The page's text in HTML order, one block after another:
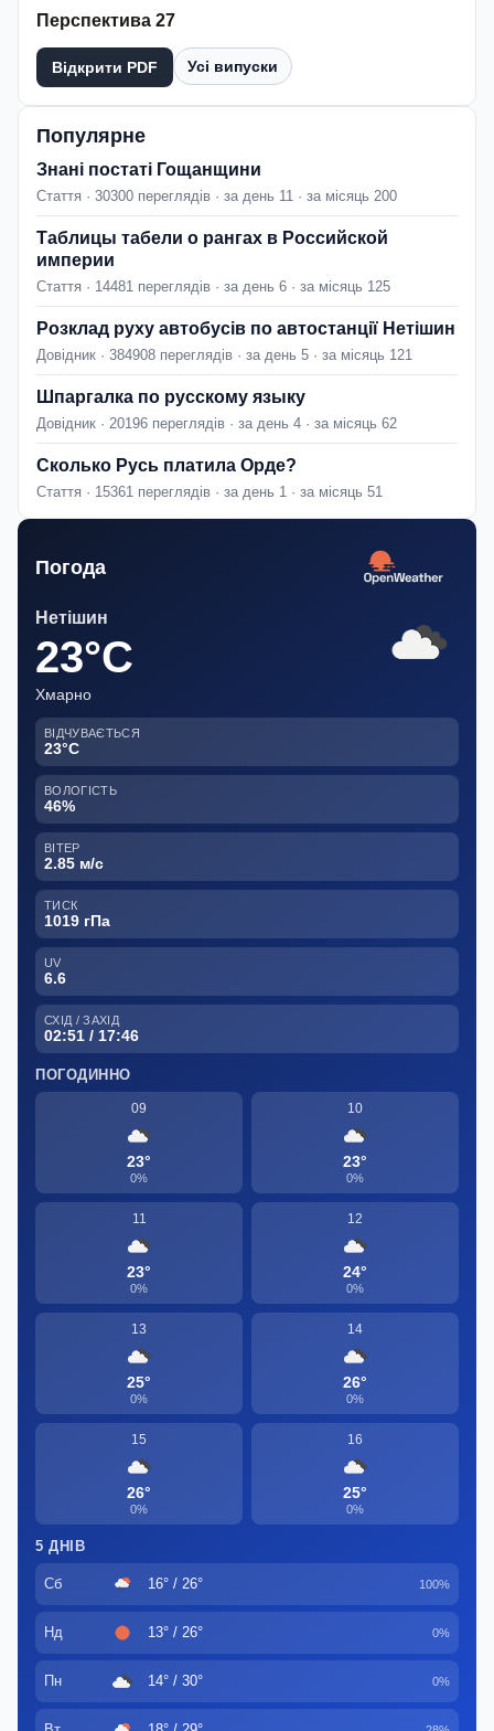
Перспектива 27
Відкрити PDF Усі випуски
Популярне
Знані постаті Гощанщини
Стаття · 30300 переглядів · за день 11 · за місяць 200
Таблицы табели о рангах в Российской
империи
Стаття · 14481 переглядів · за день 6 · за місяць 125
Розклад руху автобусів по автостанції Нетішин
Довідник · 384908 переглядів · за день 5 · за місяць 121
Шпаргалка по русскому языку
Довідник · 20196 переглядів · за день 4 · за місяць 62
Сколько Русь платила Орде?
Стаття · 15361 переглядів · за день 1 · за місяць 51
Погода
Нетішин
23°C
Хмарно
ВІДЧУВАЄТЬСЯ
23°C
ВОЛОГІСТЬ
46%
ВІТЕР
2.85 м/с
ТИСК
1019 гПа
UV
6.6
СХІД / ЗАХІД
02:51 / 17:46
ПОГОДИННО
09
23°
0%
10
23°
0%
11
23°
0%
12
24°
0%
13
25°
0%
14
26°
0%
15
26°
0%
16
25°
0%
5 ДНІВ
Сб 16° / 26° 100%
Нд 13° / 26° 0%
Пн 14° / 30° 0%